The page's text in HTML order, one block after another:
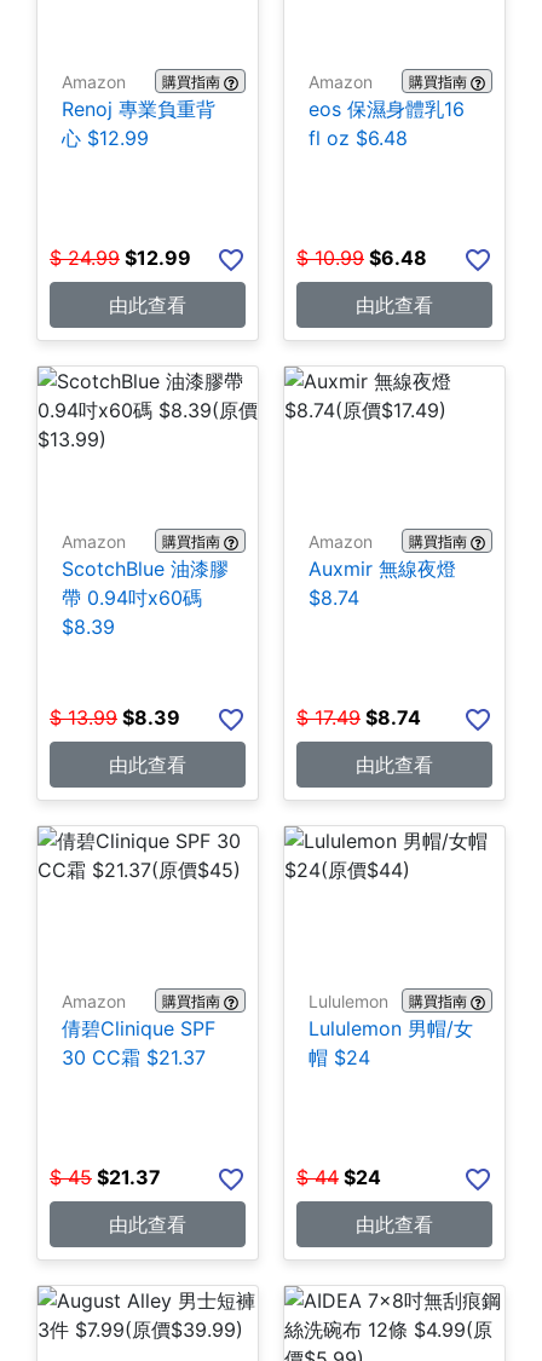
Amazon 購買指南
Renoj 專業負重背
心 $12.99
$ 24.99 $12.99
由此查看
Amazon 購買指南
eos 保濕身體乳16
fl oz $6.48
$ 10.99 $6.48
由此查看
Amazon 購買指南
ScotchBlue 油漆膠
帶 0.94吋x60碼
$8.39
$ 13.99 $8.39
由此查看
Amazon 購買指南
Auxmir 無線夜燈
$8.74
$ 17.49 $8.74
由此查看
Amazon 購買指南
倩碧Clinique SPF
30 CC霜 $21.37
$ 45 $21.37
由此查看
Lululemon 購買指南
Lululemon 男帽/女
帽 $24
$ 44 $24
由此查看